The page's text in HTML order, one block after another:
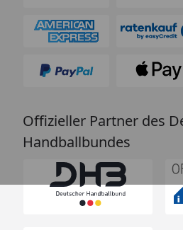
Offizieller Partner des
Handballbundes